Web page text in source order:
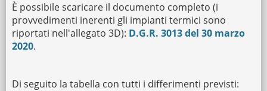
È possibile scaricare il documento completo (i
provvedimenti inerenti gli impianti termici sono
riportati nell'allegato 3D): D.G.R. 3013 del 30 marzo
2020.
Di seguito la tabella con tutti i differimenti previsti: